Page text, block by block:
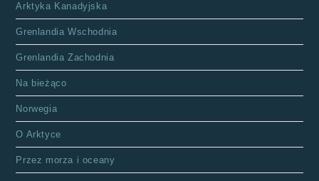
Arktyka Kanadyjska
Grenlandia Wschodnia
Grenlandia Zachodnia
Na bieżąco
Norwegia
O Arktyce
Przez morza i oceany